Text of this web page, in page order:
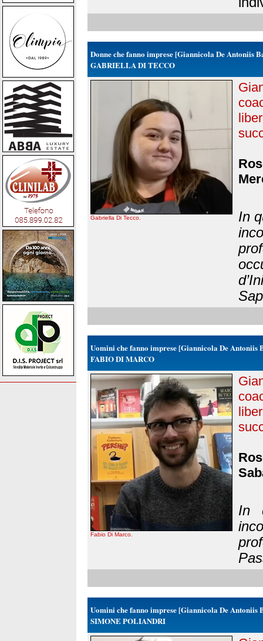
Donne che fanno imprese [Giannicola De Antoniis
GABRIELLA DI TECCO
Gabriella Di Tecco.
In
Uomini che fanno imprese [Giannicola De Antoniis
FABIO DI MARCO
Fabio Di Marco.
In
Uomini che fanno imprese [Giannicola De Antoniis
SIMONE POLIANDRI